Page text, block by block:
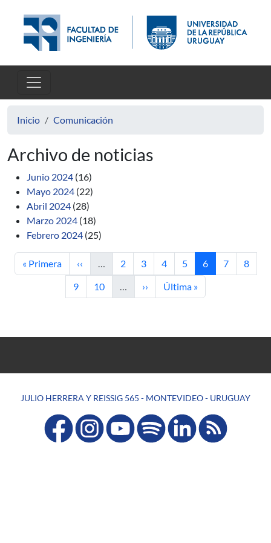
Inicio Comunicación
Archivo de noticias
Junio 2024 (16)
Mayo 2024 (22)
Abril 2024 (28)
Marzo 2024 (18)
Febrero 2024 (25)
Primera página
« Primera Página anterior
‹‹ … Página
2 Página
3 Página
4 Página
5 Página actual
6 Página
7 Página
8
Página
9 Página
10 … Siguiente página
›› Última página
Última »
JULIO HERRERA Y REISSIG 565 - MONTEVIDEO - URUGUAY